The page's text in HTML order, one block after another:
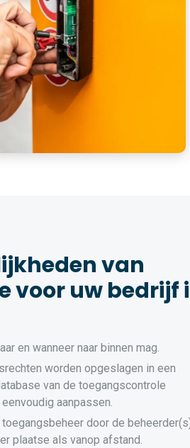
van
voor uw bedrijf
en wanneer naar binnen mag.
worden opgeslagen in een
van de toegangscontrole
aanpassen.
door de
plaatse als vanop afstand.